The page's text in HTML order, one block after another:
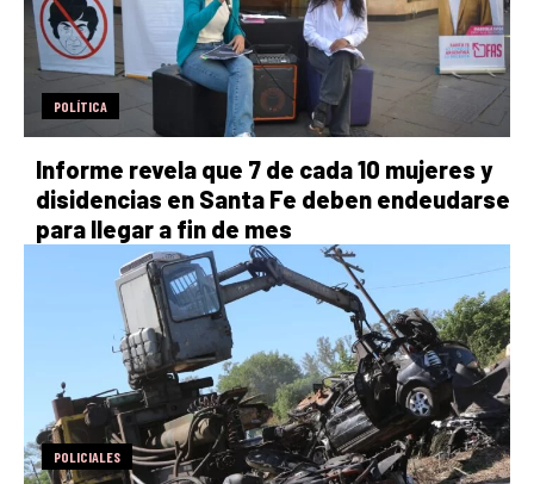
POLÍTICA
Informe revela que 7 de cada 10 mujeres y
disidencias en Santa Fe deben endeudarse
para llegar a fin de mes
POLICIALES